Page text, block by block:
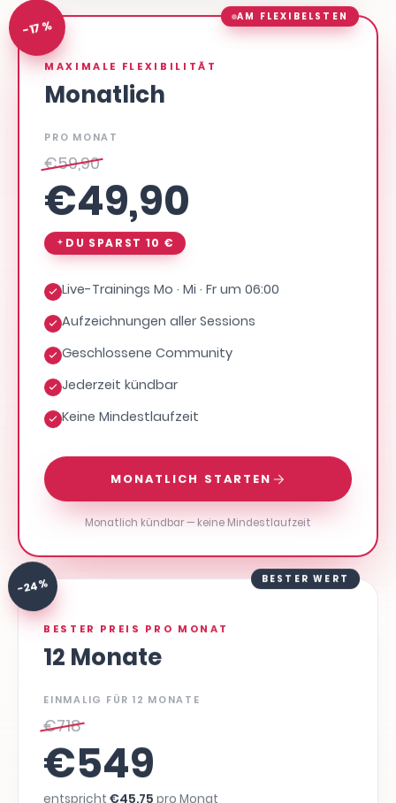
-17 % AM FLEXIBELSTEN
MAXIMALE FLEXIBILITÄT
Monatlich
PRO MONAT
€59,90
€49,90
DU SPARST 10 €
Live-Trainings Mo · Mi · Fr um 06:00
Aufzeichnungen aller Sessions
Geschlossene Community
Jederzeit kündbar
Keine Mindestlaufzeit
MONATLICH STARTEN
Monatlich kündbar — keine Mindestlaufzeit
-24 % BESTER WERT
BESTER PREIS PRO MONAT
12 Monate
EINMALIG FÜR 12 MONATE
€718
€549
entspricht €45,75 pro Monat